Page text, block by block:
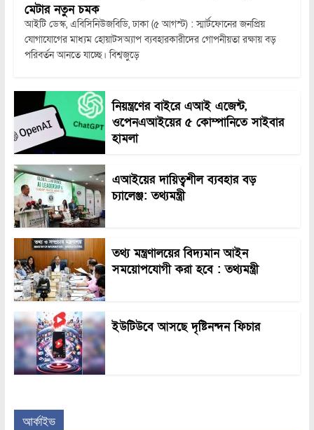
মেটার নতুন চমক
আইটি ডেস্ক, এবিসিনিউজবিডি, ঢাকা (৫ আগস্ট) : স্মার্টফোনের জনপ্রিয়
যোগাযোগের মাধ্যম হোয়াটসঅ্যাপ ব্যবহারকারীদের গোপনীয়তা রক্ষায় বড়
পরিবর্তন আনতে যাচ্ছে। বিশ্বজুড়ে
নিয়ন্ত্রণের বাইরে এআই এজেন্ট,
ওপেনএআইয়ের ৫ কোম্পানিতে সাইবার
হামলা
এআইয়ের দায়িত্বশীল ব্যবহার বড়
চ্যালেঞ্জ: তথ্যমন্ত্রী
তথ্য মন্ত্রণালয়ের বিদ্যমান আইন
সময়োপযোগী করা হবে : তথ্যমন্ত্রী
ইউটিউবে আসছে দৃষ্টিনন্দন ফিচার
আর্কাইভ